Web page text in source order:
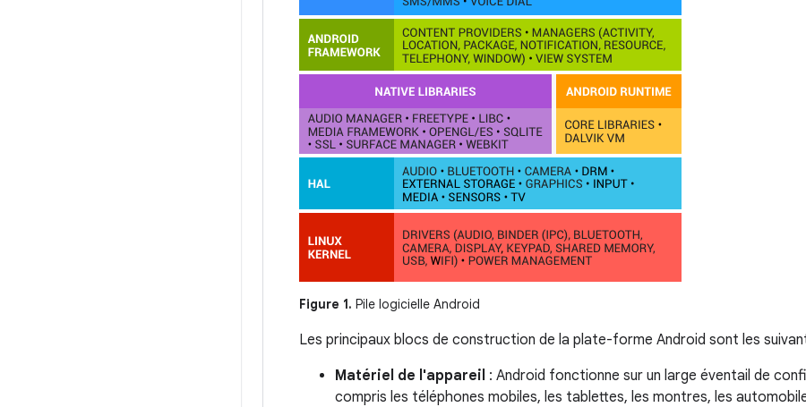
Figure 1. Pile logicielle Android
Les principaux blocs de construction de la plate-forme Android sont les
Matériel de l'appareil : Android fonctionne sur un large éventail de
compris les téléphones mobiles, les tablettes, les montres, les